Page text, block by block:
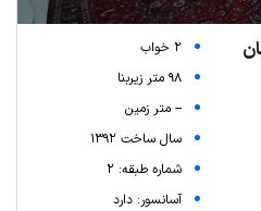
2 خواب
98 متر زیربنا
-- متر زمین
سال ساخت 1392
شماره طبقه: 2
آسانسور: دارد